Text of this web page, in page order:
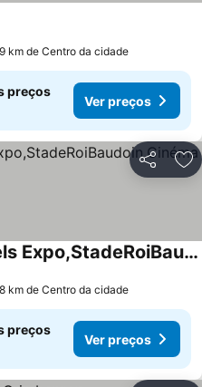
km de Centro da cidade
preços
Ver preços
Partilhar
120m² Atomium,Brussels Expo,StadeRoiBaudoin,Cinéma
km de Centro da cidade
preços
Ver preços